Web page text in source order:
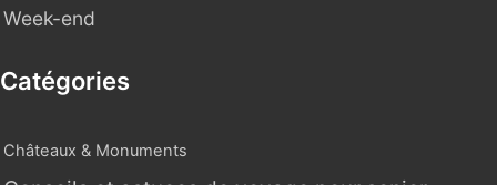
Week-end
Catégories
Châteaux & Monuments